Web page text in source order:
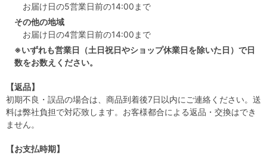
お届け日の5営業日前の14:00まで
その他の地域
お届け日の4営業日前の14:00まで
※いずれも営業日（土日祝日やショップ休業日を除いた日）で日
数をお数えください。
【返品】
初期不良・誤品の場合は、商品到着後7日以内にご連絡ください。送
料は弊社負担で対応致します。お客様都合による返品・交換はでき
ません。
【お支払時期】